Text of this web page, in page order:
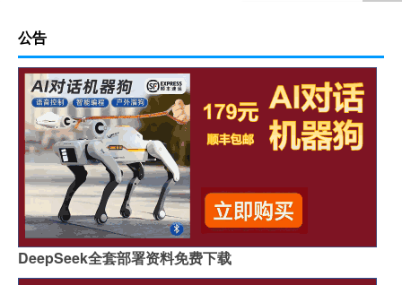
公告
DeepSeek全套部署资料免费下载